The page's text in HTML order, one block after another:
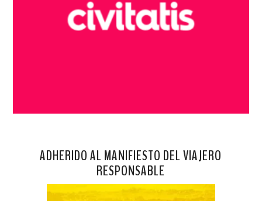
ADHERIDO AL MANIFIESTO DEL VIAJERO
RESPONSABLE